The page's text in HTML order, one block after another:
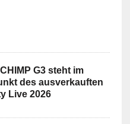
G3 steht im
des ausverkauften
Live 2026